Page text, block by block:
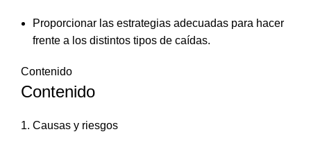
Proporcionar las estrategias adecuadas para hacer
frente a los distintos tipos de caídas.
Contenido
Contenido
Causas y riesgos